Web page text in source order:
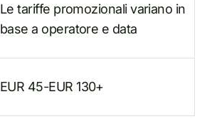
Le tariffe promozionali variano in
base a operatore e data
EUR 45-EUR 130+